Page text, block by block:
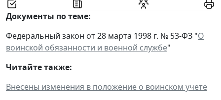
Документы по теме:
Федеральный закон от 28 марта 1998 г. № 53-ФЗ "О
воинской обязанности и военной службе"
Читайте также:
Внесены изменения в положение о воинском учете